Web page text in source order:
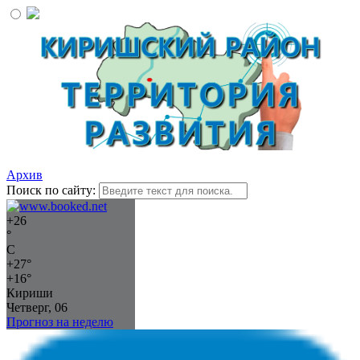
Архив
Поиск по сайту:
+26
°
C
+27°
+16°
Кириши
Четверг, 06
Прогноз на неделю